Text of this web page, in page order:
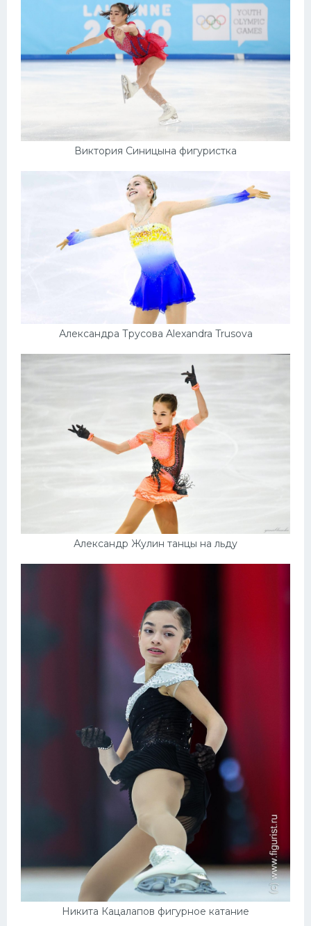
Виктория Синицына фигуристка
Александра Трусова Alexandra Trusova
Александр Жулин танцы на льду
Никита Кацалапов фигурное катание